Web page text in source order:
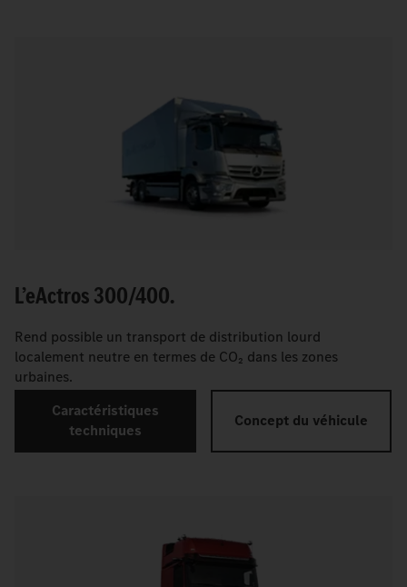
L’eActros 300/400.
Rend possible un transport de distribution lourd
localement neutre en termes de CO₂ dans les zones
urbaines.
Caractéristiques
techniques
Concept du véhicule